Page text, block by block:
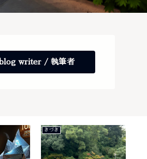
blog writer / 執筆者
きづき